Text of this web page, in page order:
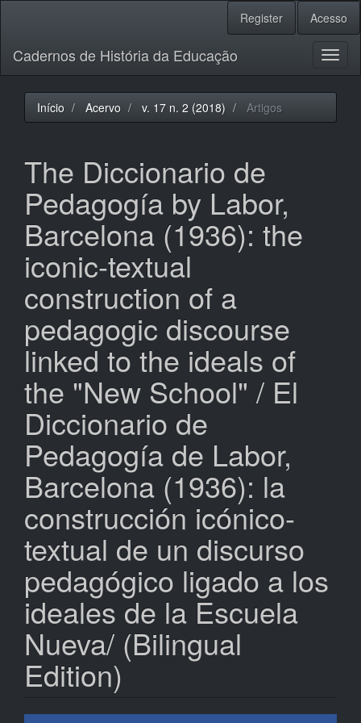
principal
Barra
Lateral
Register Acesso
Cadernos de História da Educação
Início Acervo v. 17 n. 2 (2018) Artigos
The Diccionario de
Pedagogía by Labor,
Barcelona (1936): the
iconic-textual
construction of a
pedagogic discourse
linked to the ideals of
the "New School" / El
Diccionario de
Pedagogía de Labor,
Barcelona (1936): la
construcción icónico-
textual de un discurso
pedagógico ligado a los
ideales de la Escuela
Nueva/ (Bilingual
Edition)